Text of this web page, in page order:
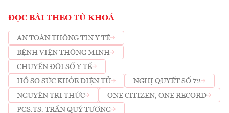
ĐỌC BÀI THEO TỪ KHOÁ
AN TOÀN THÔNG TIN Y TẾ
BỆNH VIỆN THÔNG MINH
CHUYỂN ĐỔI SỐ Y TẾ
HỒ SƠ SỨC KHỎE ĐIỆN TỬ
NGHỊ QUYẾT SỐ 72
NGUYỄN TRI THỨC
ONE CITIZEN, ONE RECORD
PGS.TS. TRẦN QUÝ TƯỜNG